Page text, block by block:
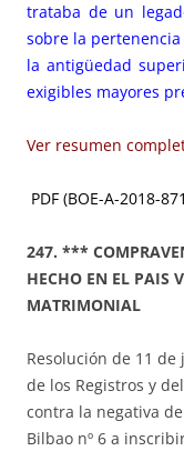
trataba de un
sobre la
la antigüedad
exigibles mayores
Ver resumen
PDF (BOE-A-2018-
247. ***
HECHO EN EL PAIS
MATRIMONIAL
Resolución de 11
de los Registros y
contra la negativa
Bilbao nº 6 a